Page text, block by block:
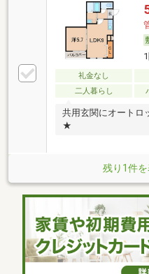
礼金なし
二人暮らし
共用玄関にオート
★
残り1件